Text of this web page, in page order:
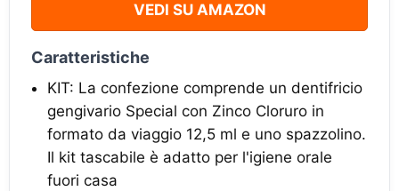
VEDI SU AMAZON
Caratteristiche
KIT: La confezione comprende un dentifricio
gengivario Special con Zinco Cloruro in
formato da viaggio 12,5 ml e uno spazzolino.
Il kit tascabile è adatto per l'igiene orale
fuori casa